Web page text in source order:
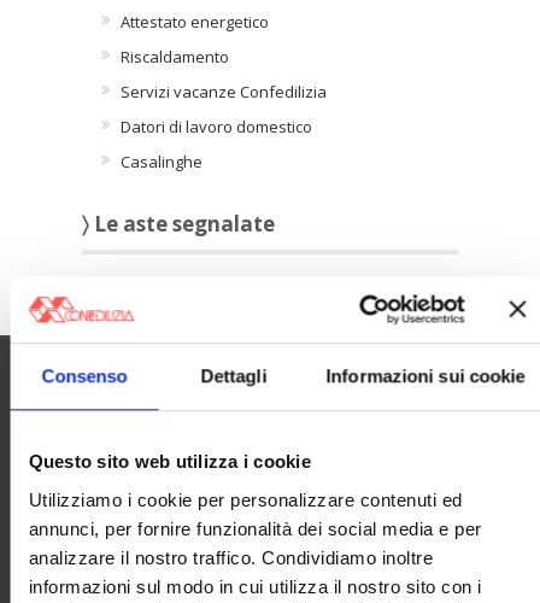
Consenso Dettagli Informazioni sui cookie
Questo sito web utilizza i cookie
Utilizziamo i cookie per personalizzare contenuti ed
annunci, per fornire funzionalità dei social media e per
analizzare il nostro traffico. Condividiamo inoltre
informazioni sul modo in cui utilizza il nostro sito con i
Attestato energetico
Riscaldamento
Servizi vacanze Confedilizia
Datori di lavoro domestico
Casalinghe
〉 Le aste segnalate
Utilità
Disclaimer
Privacy policy